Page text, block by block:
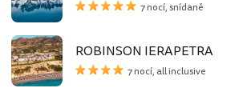
7 nocí, snídaně
ROBINSON IERAPETRA
7 nocí, all inclusive